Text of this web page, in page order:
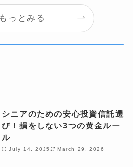
もっとみる
シニアのための安心投資信託選
び！損をしない3つの黄金ルー
ル
July 14, 2025 March 29, 2026